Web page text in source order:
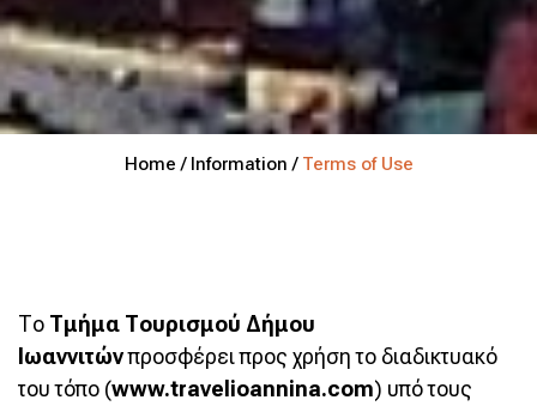
Home / Information / Terms of Use
Το Τμήμα Τουρισμού Δήμου
Ιωαννιτώνπροσφέρει προς χρήση το διαδικτυακό
του τόπο (www.travelioannina.com) υπό τους